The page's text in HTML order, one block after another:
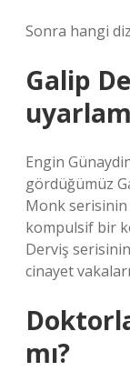
Sonra hangi
Galip
Engin
gördüğümüz
Monk serisinin
kompulsif bir
Derviş
cinayet
mı?